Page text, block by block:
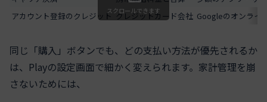
アカウント登録のクレジット クレジットカード会社 Googleのオンライ
スクロールできます
同じ「購入」ボタンでも、どの支払い方法が優先されるか
は、Playの設定画面で細かく変えられます。家計管理を崩
さないためには、